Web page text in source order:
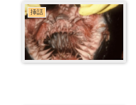
挿話